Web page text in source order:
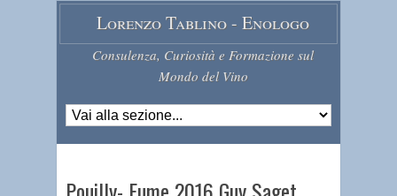
Lorenzo Tablino - Enologo
Consulenza, Curiosità e Formazione sul
Mondo del Vino